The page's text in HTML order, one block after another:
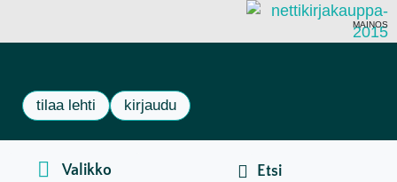
MAINOS
tilaa lehti kirjaudu